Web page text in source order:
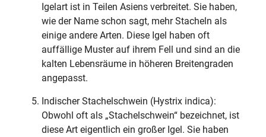
Igelart ist in Teilen Asiens verbreitet. Sie haben,
wie der Name schon sagt, mehr Stacheln als
einige andere Arten. Diese Igel haben oft
auffällige Muster auf ihrem Fell und sind an die
kalten Lebensräume in höheren Breitengraden
angepasst.
Indischer Stachelschwein (Hystrix indica):
Obwohl oft als „Stachelschwein“ bezeichnet, ist
diese Art eigentlich ein großer Igel. Sie haben